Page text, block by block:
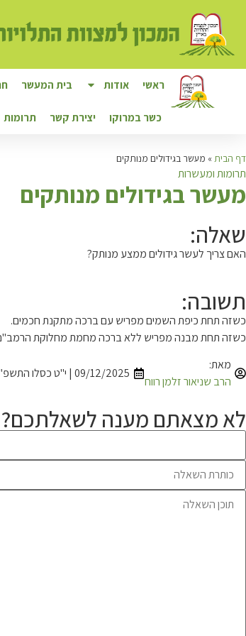
ראשי אודות בית המעשר
כשר במרוקו יצירת קשר תרומות
דף הבית » מעשר בגידולים מנותקים
תרומות ומעשרות
מעשר בגידולים מנותקים
שאלה:
האם צריך לעשר גידולים ממצע מנותק?
תשובה:
כשזה תחת כיפת השמים מפריש עם ברכה מתקנת חכמים.
כשזה תחת מבנה מפריש ללא ברכה מחמת מחלוקת
מאת:
הרב שניאור זלמן רווח
09/12/2025 | י"ט כסלו התשפ"ו
לא מצאתם מענה לשאלתכם?